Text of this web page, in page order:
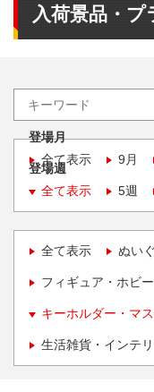
入荷景品・プ
登場月
全て表示
9月
登場週
全て表示
5週
全て表示 ぬい
フィギュア・ホビー
キーホルダー・マ
生活雑貨・インテ